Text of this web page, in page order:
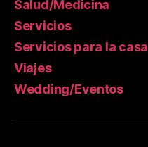
Salud/Medicina
Servicios
Servicios para la casa
Viajes
Wedding/Eventos